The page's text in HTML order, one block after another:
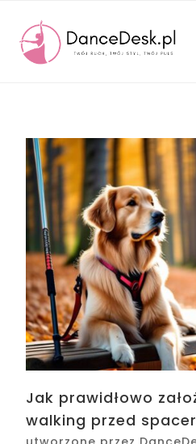
Jak prawidłowo
walking przed